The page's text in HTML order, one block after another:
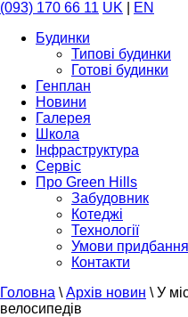
(093) 170 66 11 UK
EN
Будинки
Типові будинки
Готові будинки
Генплан
Новини
Галерея
Школа
Інфраструктура
Сервіс
Про Green Hills
Забудовник
Котеджі
Технології
Умови придбання
Контакти
Головна \ Архів новин \ У
велосипедів